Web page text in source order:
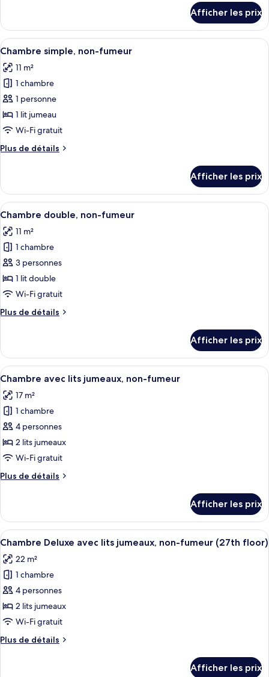
de
chambre :
Chambre
Chambre
Afficher les prix
Afficher
toutes
les
photos
pour
ce
type
chambre :
non-
fumeur
Une chambre d’hôtel avec un lit,
13
Chambre simple, non-fumeur
11 m²
1 chambre
1 personne
1 lit jumeau
Wi-Fi gratuit
Plus de détails
Plus
Chambre
simple,
non-
Afficher les prix
Afficher
toutes
les
photos
pour
ce
type
chambre :
non-
fumeur
Une chambre d’hôtel avec un
13
Chambre double, non-fumeur
11 m²
1 chambre
3 personnes
1 lit double
Wi-Fi gratuit
Plus de détails
Plus
Chambre
double,
non-
Afficher les prix
Afficher
toutes
les
photos
pour
ce
type
chambre :
lits
jumeaux,
non-
fumeur
Une chambre d’hôtel avec deux
13
Chambre avec lits jumeaux, non-fumeur
17 m²
1 chambre
4 personnes
2 lits jumeaux
Wi-Fi gratuit
Plus de détails
Plus
Chambre
avec
lits
non-
fumeur
Afficher les prix
Afficher
toutes
les
photos
pour
ce
type
chambre :
Une chambre d’hôtel avec deux lits,
12
Chambre Deluxe avec lits jumeaux, non-fumeur (27th floor)
22 m²
1 chambre
4 personnes
2 lits jumeaux
Wi-Fi gratuit
Plus de détails
Plus
Afficher les prix